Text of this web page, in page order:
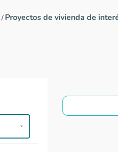
/ Proyectos de vivienda de